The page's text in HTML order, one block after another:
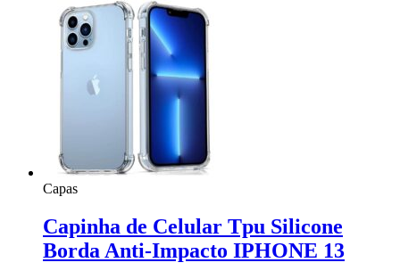
Capas
Capinha de Celular Tpu Silicone
Borda Anti-Impacto IPHONE 13